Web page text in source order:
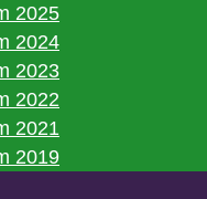
2025
2024
2023
2022
2021
2019